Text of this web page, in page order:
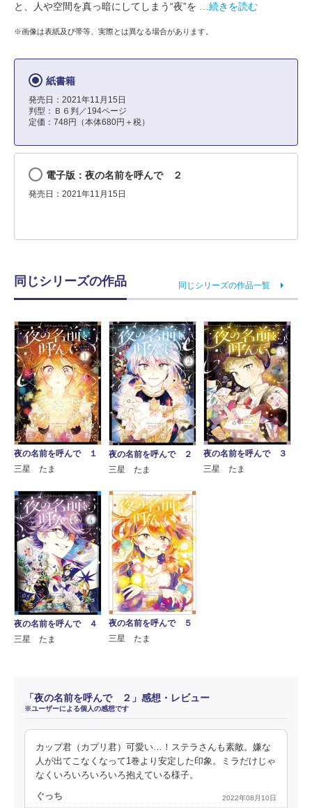
と、人や空間を真っ暗にしてしまう“夜”を
…続きを読む
※画像は表紙及び帯等、実際とは異なる場合があります。
紙書籍
発売日：2021年11月15日
判型：Ｂ６判／194ページ
定価：748円（本体680円＋税）
電子版：夜の名前を呼んで ２
発売日：2021年11月15日
同じシリーズの作品 同じシリーズの作品一覧
夜の名前を呼んで １
三星 たま
夜の名前を呼んで ２
三星 たま
夜の名前を呼んで ３
三星 たま
夜の名前を呼んで ４
三星 たま
夜の名前を呼んで ５
三星 たま
「夜の名前を呼んで ２」感想・レビュー
※ユーザーによる個人の感想です
カップ君（カプリ君）可愛い…！ステラさんも素敵。嫌な
人が出てこなくなって1巻より安定した印象。ミラだけじゃ
なくいろいろいろいろ抱えている様子。
ぐっち 2022年08月10日